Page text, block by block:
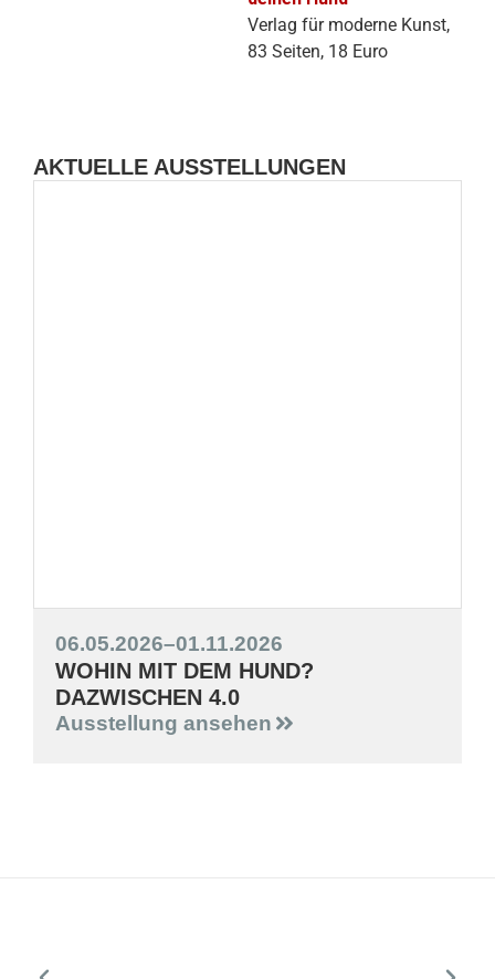
Verlag für moderne Kunst,
83 Seiten, 18 Euro
AKTUELLE AUSSTELLUNGEN
06.05.2026–01.11.2026
WOHIN MIT DEM HUND?
DAZWISCHEN 4.0
Ausstellung ansehen